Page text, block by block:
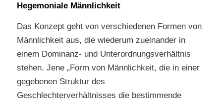
Hegemoniale Männlichkeit
Das Konzept geht von verschiedenen Formen von
Männlichkeit aus, die wiederum zueinander in
einem Dominanz- und Unterordnungsverhältnis
stehen. Jene „Form von Männlichkeit, die in einer
gegebenen Struktur des
Geschlechterverhältnisses die bestimmende